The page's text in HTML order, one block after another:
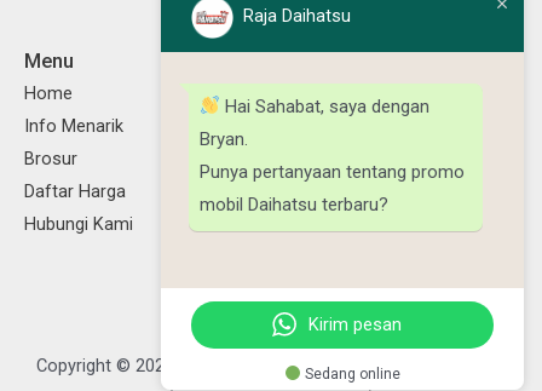
Menu
Home
Info Menarik
Brosur
Daftar Harga
Hubungi Kami
Facebook
Instagram
TikTokYouTube
Copyright © 2026 Raja Daihatsu, Powered by Daya Daihatsu
Raja Daihatsu
Hai Sahabat, saya dengan
Bryan.
Punya pertanyaan tentang promo
mobil Daihatsu terbaru?
Kirim pesan
Sedang online